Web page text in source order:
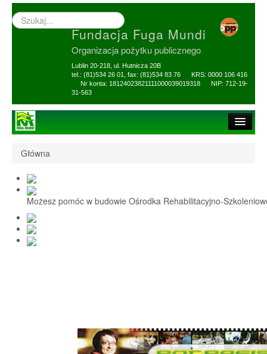
Wyszukiwarka
–
Fundacja Fuga Mundi
Organizacja pożytku publicznego
Lublin 20-218, ul. Hutnicza 20B
tel.: (81)534 26 01, fax: (81)534 83 76 KRS: 0000 106 416
Nr konta: 18124023821111000039019318 NIP: 712-19-
31-563
1,5% i darowizny
Nasi Beneficjenci
Ośrodek Reh-Szkol
Sprawozdania
Główna
Możesz pomóc w budowie Ośrodka Rehabilitacyjno-